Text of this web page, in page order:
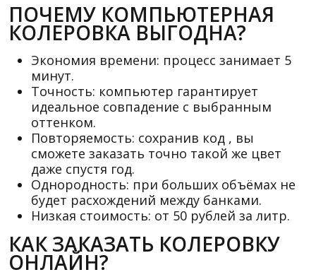
ПОЧЕМУ КОМПЬЮТЕРНАЯ
КОЛЕРОВКА ВЫГОДНА?
Экономия времени: процесс занимает 5
минут.
Точность: компьютер гарантирует
идеальное совпадение с выбранным
оттенком.
Повторяемость: сохранив код , вы
сможете заказать точно такой же цвет
даже спустя год.
Однородность: при больших объёмах не
будет расхождений между банками.
Низкая стоимость: от 50 рублей за литр.
КАК ЗАКАЗАТЬ КОЛЕРОВКУ
ОНЛАЙН?